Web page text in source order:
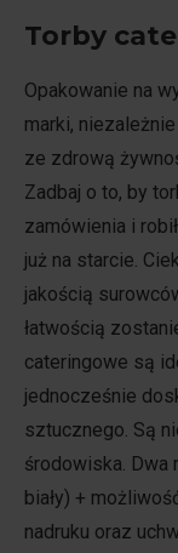
Torby
Opakowanie na
marki,
ze zdrową
Zadbaj o to, by
zamówienia i
już na starcie.
jakością
łatwością
cateringowe są
jednocześnie
sztucznego. Są
środowiska. Dwa
biały) +
nadruku oraz